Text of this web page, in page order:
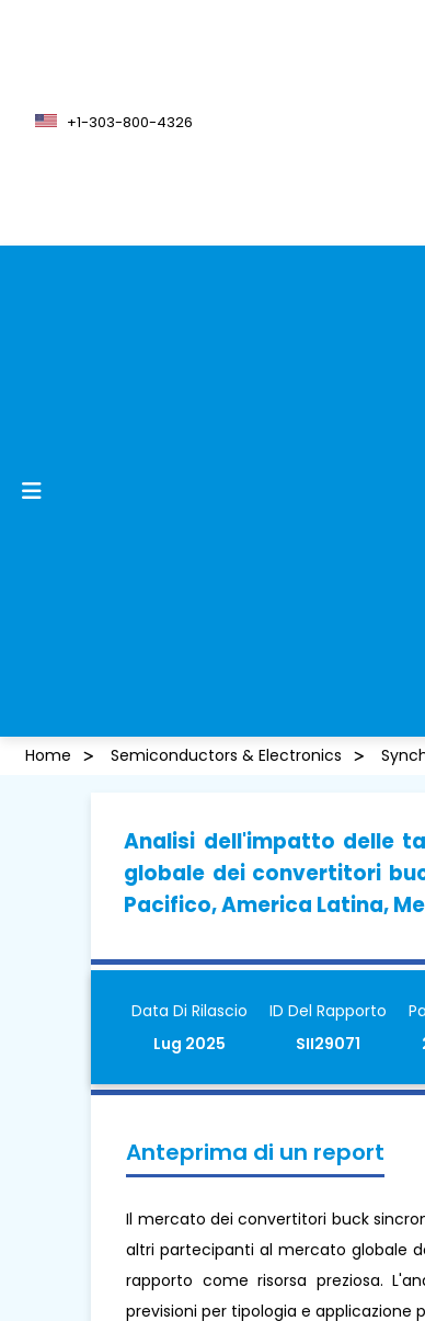
+1-303-800-4326
Home Semiconductors & Electronics
Analisi dell'impatto delle
globale dei convertitori
Pacifico, America Latina,
Data Di Rilascio
Lug 2025
ID Del Rapporto
SII29071
Anteprima di un report
Il mercato dei convertitori buck
altri partecipanti al mercato globale
rapporto come risorsa preziosa.
previsioni per tipologia e applicazione